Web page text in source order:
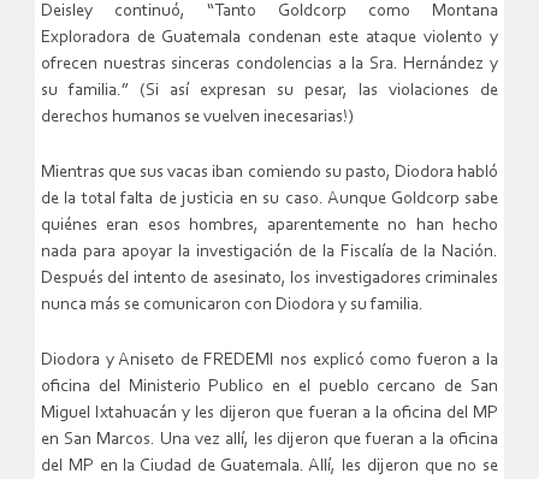
Deisley continuó, “Tanto Goldcorp como Montana
Exploradora de Guatemala condenan este ataque violento y
ofrecen nuestras sinceras condolencias a la Sra. Hernández y
su familia.” (Si así expresan su pesar, las violaciones de
derechos humanos se vuelven inecesarias!)
Mientras que sus vacas iban comiendo su pasto, Diodora habló
de la total falta de justicia en su caso. Aunque Goldcorp sabe
quiénes eran esos hombres, aparentemente no han hecho
nada para apoyar la investigación de la Fiscalía de la Nación.
Después del intento de asesinato, los investigadores criminales
nunca más se comunicaron con Diodora y su familia.
Diodora y Aniseto de FREDEMI nos explicó como fueron a la
oficina del Ministerio Publico en el pueblo cercano de San
Miguel Ixtahuacán y les dijeron que fueran a la oficina del MP
en San Marcos. Una vez allí, les dijeron que fueran a la oficina
del MP en la Ciudad de Guatemala. Allí, les dijeron que no se